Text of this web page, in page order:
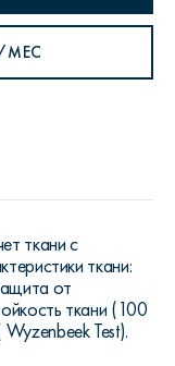
МЕС
ткани с
ткани:
от
ткани (100
Test).